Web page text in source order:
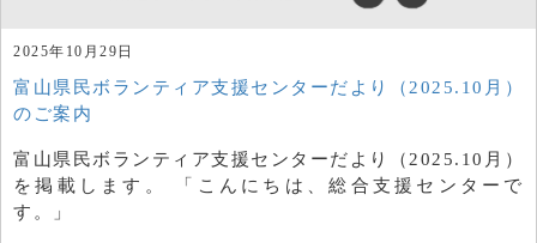
2025年10月29日
富山県民ボランティア支援センターだより（2025.10月）
のご案内
富山県民ボランティア支援センターだより（2025.10月）
を掲載します。 「こんにちは、総合支援センターで
す。」